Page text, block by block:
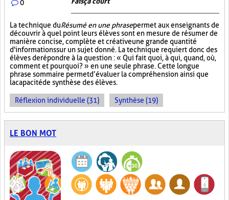
0
La technique duRésumé en une phrasepermet aux enseignants de
découvrir à quel point leurs élèves sont en mesure de résumer de
manière concise, complète et créative une grande quantité
d'informations sur un sujet donné. La technique requiert donc des
élèves de répondre à la question : « Qui fait quoi, à qui, quand, où,
comment et pourquoi? » en une seule phrase. Cette longue
phrase sommaire permet d’évaluer la compréhension ainsi que
la capacité de synthèse des élèves.
Réflexion individuelle (31) Synthèse (19)
LE BON MOT